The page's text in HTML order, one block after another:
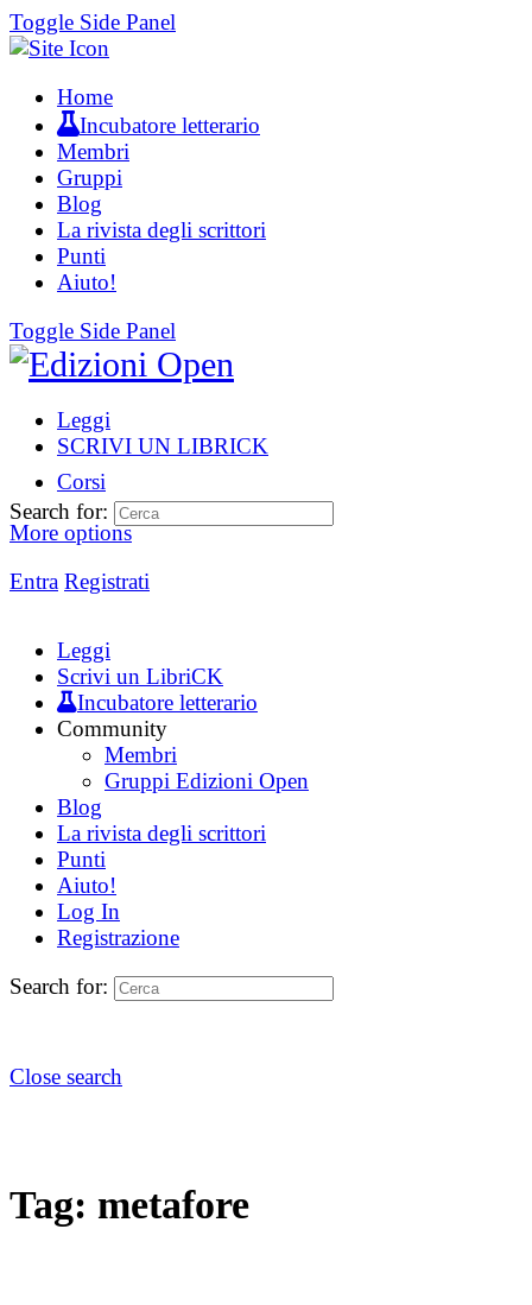
Toggle Side Panel
Home
Incubatore letterario
Membri
Gruppi
Blog
La rivista degli scrittori
Punti
Aiuto!
Toggle Side Panel
Leggi
SCRIVI UN LIBRICK
Corsi
More options
Entra Registrati
Search for:
Leggi
Scrivi un LibriCK
Incubatore letterario
Community
Membri
Gruppi Edizioni Open
Blog
La rivista degli scrittori
Punti
Aiuto!
Log In
Registrazione
Search for:
Close search
Tag: metafore